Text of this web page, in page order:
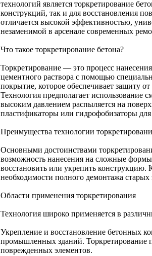
технологий является торкретирование
конструкций, так и для восстановления
отличается высокой эффективностью,
незаменимой в арсенале современных
Что такое торкретирование бетона?
Торкретирование — это процесс
цементного раствора с помощью
покрытие, которое обеспечивает защиту
Технология предполагает использование
высоким давлением распыляется на
пластификаторы или гидрофобизаторы
Преимущества технологии
Основными достоинствами
возможность нанесения на сложные
восстановить или укрепить конструкцию.
необходимости полного демонтажа
Области применения торкретирования
Технология широко применяется в
Укрепление и восстановление бетонных
промышленных зданий. Торкретирование
поврежденных элементов.